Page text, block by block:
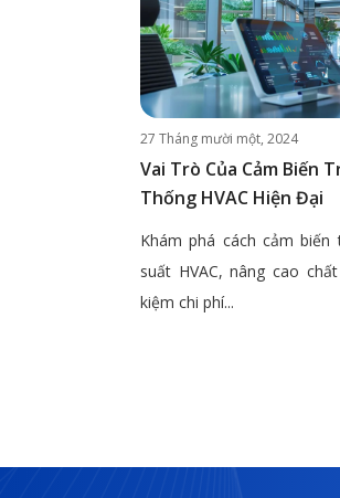
27 Tháng mười một, 2024
Vai Trò Của Cảm Biến
Thống HVAC Hiện Đại
Khám phá cách cảm
suất HVAC, nâng cao
kiệm chi phí...